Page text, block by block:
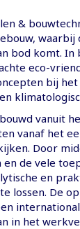
&
bod komt.
eco-
bij
vanuit
vanaf het
Door
de vele
en
lossen. De
in het